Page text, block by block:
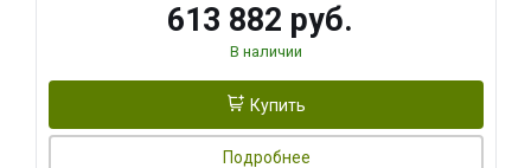
613 882 руб.
В наличии
Купить
Подробнее